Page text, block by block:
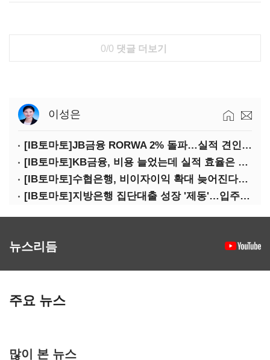
0/0 댓글 더보기
이성은
[IB토마토]JB금융 RORWA 2% 돌파…실적 견인은 은행 아닌 캐피탈
[IB토마토]KB금융, 비용 늘었는데 실적 효율은 개선…증권 호황 효과
[IB토마토]수협은행, 비이자이익 확대 늦어진다…공모운용사 인가 연말로
[IB토마토]지방은행 집단대출 성장 '제동'…입주절벽에 반사이익도 희박
뉴스리듬
주요 뉴스
많이 본 뉴스